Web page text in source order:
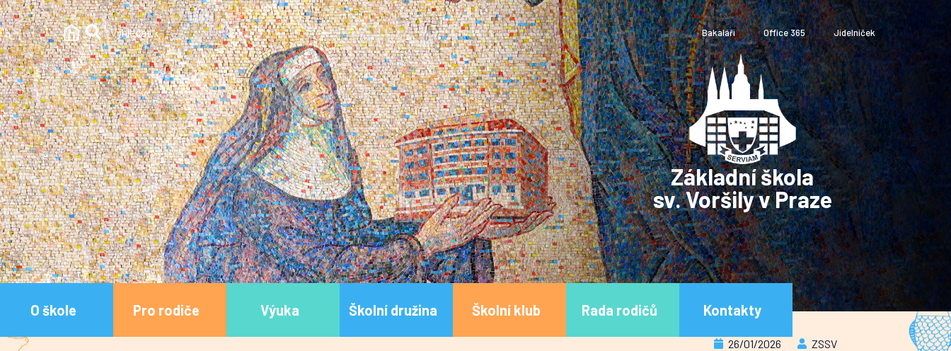
Bakaláři Office 365 Jídelníček
Základní škola
sv. Voršily v Praze
O škole Pro rodiče Výuka Školní družina Školní klub Rada rodičů Kontakty
26/01/2026 ZSSV